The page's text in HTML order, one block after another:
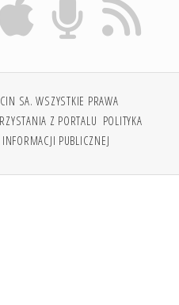
SA. WSZYSTKIE PRAWA
Z PORTALU POLITYKA
PUBLICZNEJ